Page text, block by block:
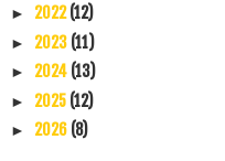
► 2022(12)
► 2023 (11)
► 2024 (13)
► 2025 (12)
► 2026 (8)